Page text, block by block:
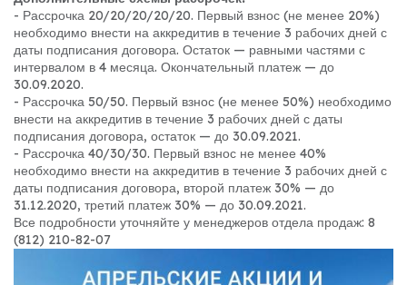
- Рассрочка 20/20/20/20/20. Первый взнос (не менее 20%)
необходимо внести на аккредитив в течение 3 рабочих дней с
даты подписания договора. Остаток — равными частями с
интервалом в 4 месяца. Окончательный платеж — до
30.09.2020.
- Рассрочка 50/50. Первый взнос (не менее 50%) необходимо
внести на аккредитив в течение 3 рабочих дней с даты
подписания договора, остаток — до 30.09.2021.
- Рассрочка 40/30/30. Первый взнос не менее 40%
необходимо внести на аккредитив в течение 3 рабочих дней с
даты подписания договора, второй платеж 30% — до
31.12.2020, третий платеж 30% — до 30.09.2021.
Все подробности уточняйте у менеджеров отдела продаж: 8
(812) 210-82-07